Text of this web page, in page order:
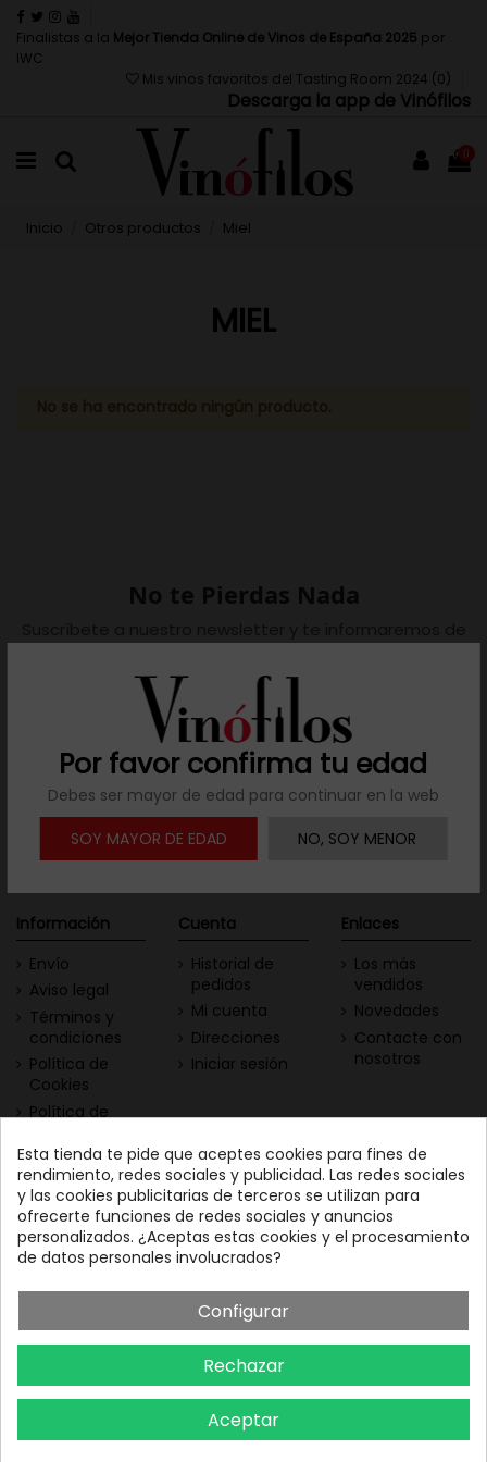
Por favor confirma tu edad
Debes ser mayor de edad para continuar en la web
SOY MAYOR DE EDAD
NO, SOY MENOR
Finalistas a la Mejor Tienda Online de Vinos de España 2025 por
IWC
Mis vinos favoritos del Tasting Room 2024 (0 )
Descarga la app de Vinófilos
0
Inicio Otros productos Miel
MIEL
No te Pierdas Nada
todas las novedades del sector.
Información
Envío
Aviso legal
Términos y
condiciones
Política de
Cookies
Política de
Cuenta
Historial de
pedidos
Mi cuenta
Direcciones
Iniciar sesión
Enlaces
Los más
vendidos
Novedades
Contacte con
nosotros
Contacta con nosotros
Nuestras Vinotecas:
Vinofilos Triana: Viera y
Clavijo, 23 - Gran Canaria
Vinófilos Santa Cruz: Adán
Martín Menis, 5 - Tenerife
Descarga nuestra App
Todo el vino a tu
alcance
Esta tienda te pide que aceptes cookies para fines de
rendimiento, redes sociales y publicidad. Las redes sociales
y las cookies publicitarias de terceros se utilizan para
ofrecerte funciones de redes sociales y anuncios
personalizados. ¿Aceptas estas cookies y el procesamiento
de datos personales involucrados?
Configurar
Rechazar
Aceptar